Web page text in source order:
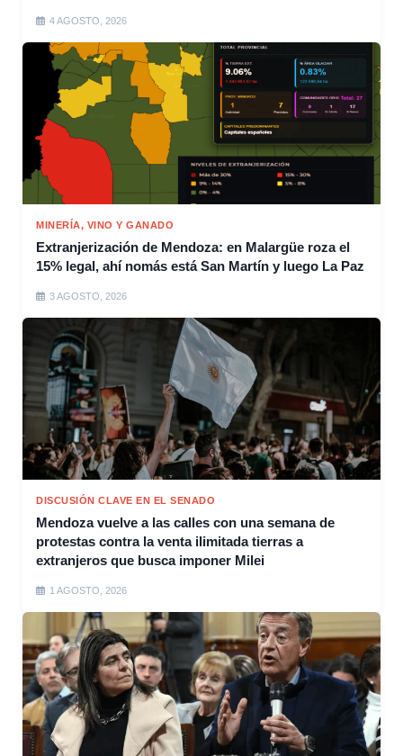
4 AGOSTO, 2026
MINERÍA, VINO Y GANADO
Extranjerización de Mendoza: en Malargüe roza el
15% legal, ahí nomás está San Martín y luego La Paz
3 AGOSTO, 2026
DISCUSIÓN CLAVE EN EL SENADO
Mendoza vuelve a las calles con una semana de
protestas contra la venta ilimitada tierras a
extranjeros que busca imponer Milei
1 AGOSTO, 2026